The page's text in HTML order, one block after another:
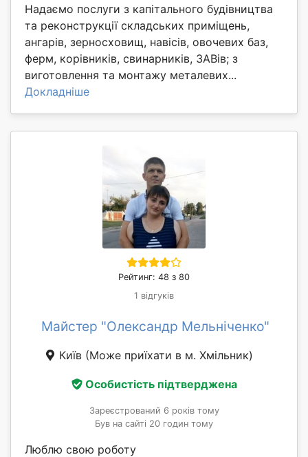
Надаємо послуги з капітального будівництва
та реконструкції складських приміщень,
ангарів, зерносховищ, навісів, овочевих баз,
ферм, корівників, свинарників, ЗАВів; з
виготовлення та монтажу металевих...
Докладніше
Рейтинг: 48 з 80
1 відгуків
Майстер "Олександр Мельніченко"
Київ (Може приїхати в м. Хмільник)
Особистість підтверджена
Зареєстрований 6 років тому
Був на сайті 20 годин тому
Люблю свою роботу